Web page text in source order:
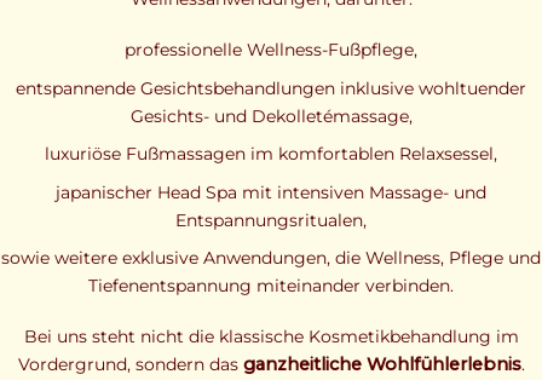
professionelle Wellness-Fußpflege,
entspannende Gesichtsbehandlungen inklusive wohltuender
Gesichts- und Dekolletémassage,
luxuriöse Fußmassagen im komfortablen Relaxsessel,
japanischer Head Spa mit intensiven Massage- und
Entspannungsritualen,
sowie weitere exklusive Anwendungen, die Wellness, Pflege und
Tiefenentspannung miteinander verbinden.
Bei uns steht nicht die klassische Kosmetikbehandlung im
Vordergrund, sondern das ganzheitliche Wohlfühlerlebnis.